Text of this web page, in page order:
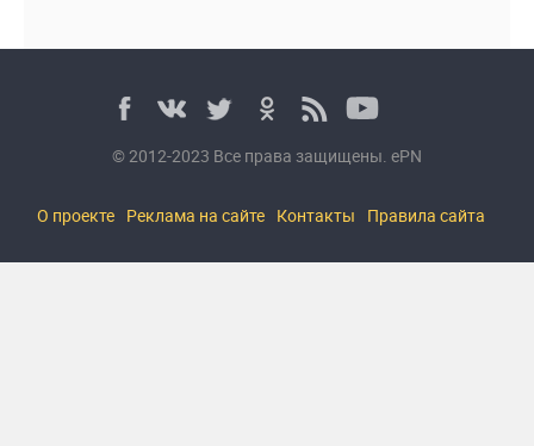
© 2012-2023 Все права защищены. ePN
О проекте Реклама на сайте Контакты Правила сайта